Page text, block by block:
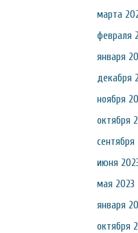
марта
февраля
января
декабря
ноября
октября
сентября
июня
мая 2023
января
октября